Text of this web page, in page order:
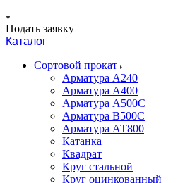
Подать заявку
Каталог
Сортовой прокат
Арматура А240
Арматура А400
Арматура А500C
Арматура В500С
Арматура АТ800
Катанка
Квадрат
Круг стальной
Круг оцинкованный